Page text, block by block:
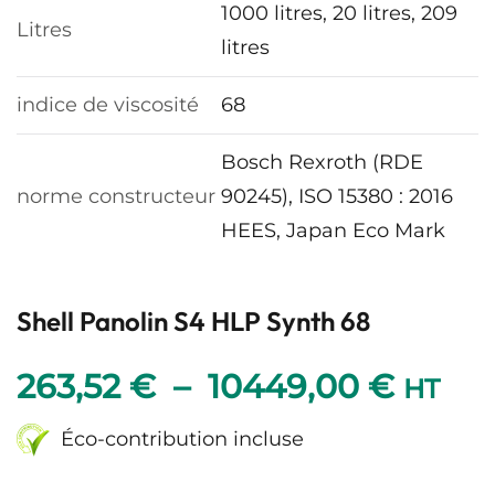
Litres
1000 litres, 20 litres, 209
litres
indice de viscosité 68
norme constructeur
Bosch Rexroth (RDE
90245), ISO 15380 : 2016
HEES, Japan Eco Mark
Shell Panolin S4 HLP Synth 68
263,52€ – 10449,00 €Plage
HT
Éco-contribution incluse